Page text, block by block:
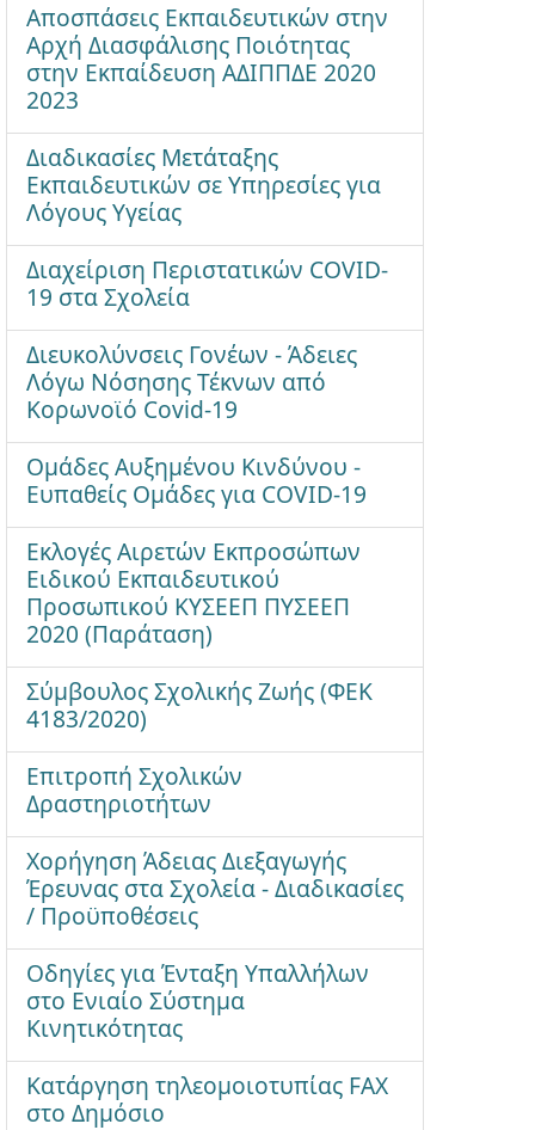
Αποσπάσεις Εκπαιδευτικών στην
Αρχή Διασφάλισης Ποιότητας
στην Εκπαίδευση ΑΔΙΠΠΔΕ 2020
2023
Διαδικασίες Μετάταξης
Εκπαιδευτικών σε Υπηρεσίες για
Λόγους Υγείας
Διαχείριση Περιστατικών COVID-
19 στα Σχολεία
Διευκολύνσεις Γονέων - Άδειες
Λόγω Νόσησης Τέκνων από
Κορωνοϊό Covid-19
Ομάδες Αυξημένου Κινδύνου -
Ευπαθείς Ομάδες για COVID-19
Εκλογές Αιρετών Εκπροσώπων
Ειδικού Εκπαιδευτικού
Προσωπικού ΚΥΣΕΕΠ ΠΥΣΕΕΠ
2020 (Παράταση)
Σύμβουλος Σχολικής Ζωής (ΦΕΚ
4183/2020)
Επιτροπή Σχολικών
Δραστηριοτήτων
Χορήγηση Άδειας Διεξαγωγής
Έρευνας στα Σχολεία - Διαδικασίες
/ Προϋποθέσεις
Οδηγίες για Ένταξη Υπαλλήλων
στο Ενιαίο Σύστημα
Κινητικότητας
Κατάργηση τηλεομοιοτυπίας FAX
στο Δημόσιο